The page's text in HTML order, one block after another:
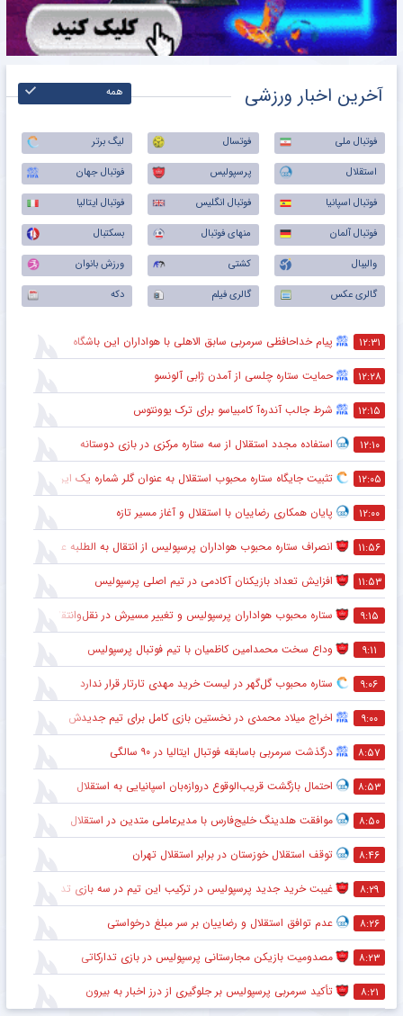
آخرین اخبار ورزشی همه
فوتبال ملی فوتسال
لیگ برتر
استقلال
پرسپولیس
فوتبال جهان
فوتبال اسپانیا
فوتبال انگلیس
فوتبال ایتالیا
فوتبال آلمان
منهای فوتبال
بسکتبال
والیبال
کشتی
ورزش بانوان
گالری عکس
گالری فیلم دکه
۱۲:۳۱ پیام خداحافظی سرمربی سابق الاهلی با هواداران این باشگاه
۱۲:۲۸ حمایت ستاره چلسی از آمدن ژابی آلونسو
۱۲:۱۵ شرط جالب آندره‌آ کامبیاسو برای ترک یوونتوس
۱۲:۱۰ استفاده مجدد استقلال از سه ستاره مرکزی در بازی دوستانه
۱۲:۰۵ تثبیت جایگاه ستاره محبوب استقلال به عنوان گلر شماره یک این تیم برای شروع لیگ
۱۲:۰۰ پایان همکاری رضاییان با استقلال و آغاز مسیر تازه
۱۱:۵۶ انصراف ستاره محبوب هواداران پرسپولیس از انتقال به الطلبه عراق
۱۱:۵۳ افزایش تعداد بازیکنان آکادمی در تیم اصلی پرسپولیس
۹:۱۵ ستاره محبوب هواداران پرسپولیس و تغییر مسیرش در نقل‌وانتقالات
۹:۱۱ وداع سخت محمدامین کاظمیان با تیم فوتبال پرسپولیس
۹:۰۶ ستاره محبوب گل‌گهر در لیست خرید مهدی تارتار قرار ندارد
۹:۰۰ اخراج میلاد محمدی در نخستین بازی کامل برای تیم جدیدش
۸:۵۷ درگذشت سرمربی باسابقه فوتبال ایتالیا در ۹۰ سالگی
۸:۵۳ احتمال بازگشت قریب‌الوقوع دروازه‌بان اسپانیایی به استقلال
۸:۵۰ موافقت هلدینگ خلیج‌فارس با مدیرعاملی متدین در استقلال
۸:۴۶ توقف استقلال خوزستان در برابر استقلال تهران
۸:۲۹ غیبت خرید جدید پرسپولیس در ترکیب این تیم در سه بازی تدارکاتی
۸:۲۶ عدم توافق استقلال و رضاییان بر سر مبلغ درخواستی
۸:۲۳ مصدومیت بازیکن مجارستانی پرسپولیس در بازی تدارکاتی
۸:۲۱ تأکید سرمربی پرسپولیس بر جلوگیری از درز اخبار به بیرون